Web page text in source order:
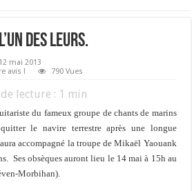
l’un des leurs.
12 mai 2013
avis !
790 Vues
lecture : 1 min
du fameux groupe de chants de marins
le navire terrestre après une longue
accompagné la troupe de Mikaël Yaouank
Ses obsèques auront lieu le 14 mai à 15h au
Morbihan).